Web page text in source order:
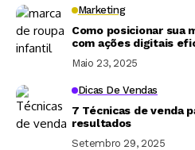
Marketing
Como posicionar sua
com ações digitais
Maio 23, 2025
Dicas De Vendas
7 Técnicas de venda
resultados
Setembro 29, 2025